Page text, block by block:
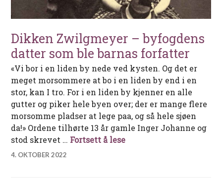
Dikken Zwilgmeyer – byfogdens
datter som ble barnas forfatter
«Vi bor i en liden by nede ved kysten. Og det er
meget morsommere at bo i en liden by end i en
stor, kan I tro. For i en liden by kjenner en alle
gutter og piker hele byen over; der er mange flere
morsomme pladser at lege paa, og så hele sjøen
da!» Ordene tilhørte 13 år gamle Inger Johanne og
stod skrevet … Fortsett å leseDikken Zwilgmeyer –
4. OKTOBER 2022